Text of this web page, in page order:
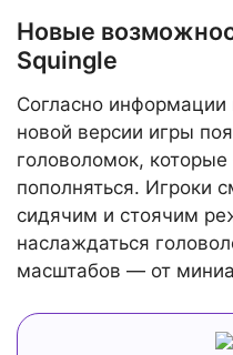
Новые
Squingle
Согласно информации
новой версии игры
головоломок, которые
пополняться. Игроки
сидячим и стоячим
наслаждаться
масштабов — от